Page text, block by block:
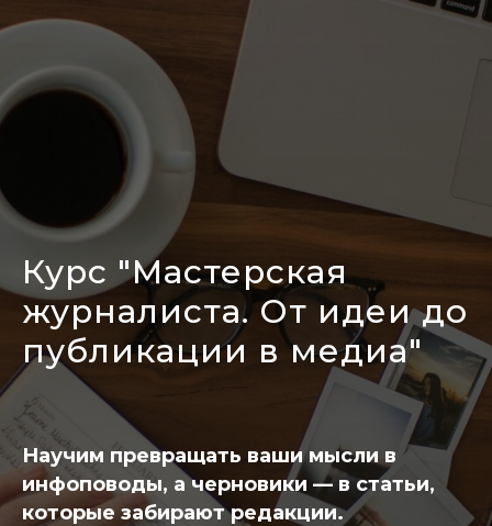
Курс "Мастерская
журналиста. От идеи до
публикации в медиа"
Научим превращать ваши мысли в
инфоповоды, а черновики — в статьи,
которые забирают редакции.